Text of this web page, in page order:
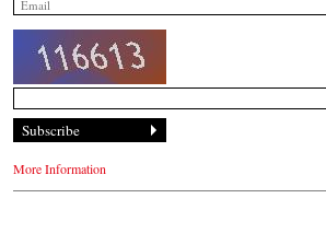
More Information